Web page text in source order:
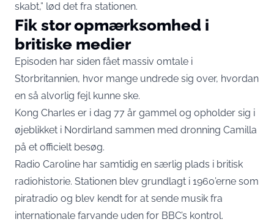
skabt,” lød det fra stationen.
Fik stor opmærksomhed i
britiske medier
Episoden har siden fået massiv omtale i
Storbritannien, hvor mange undrede sig over, hvordan
en så alvorlig fejl kunne ske.
Kong Charles er i dag 77 år gammel og opholder sig i
øjeblikket i Nordirland sammen med dronning Camilla
på et officielt besøg.
Radio Caroline har samtidig en særlig plads i britisk
radiohistorie. Stationen blev grundlagt i 1960’erne som
piratradio og blev kendt for at sende musik fra
internationale farvande uden for BBC’s kontrol.